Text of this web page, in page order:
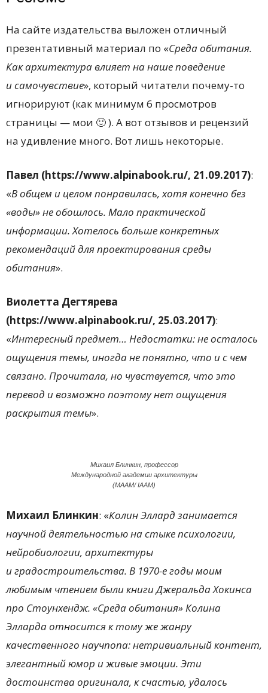
На сайте издательства выложен отличный
презентативный материал по «Среда обитания.
Как архитектура влияет на наше поведение
и самочувствие», который читатели почему-то
игнорируют (как минимум 6 просмотров
страницы — мои 🙂 ). А вот отзывов и рецензий
на удивление много. Вот лишь некоторые.
Павел (https://www.alpinabook.ru/, 21.09.2017):
«В общем и целом понравилась, хотя конечно без
«воды» не обошлось. Мало практической
информации. Хотелось больше конкретных
рекомендаций для проектирования среды
обитания».
Виолетта Дегтярева
(https://www.alpinabook.ru/, 25.03.2017):
«Интересный предмет… Недостатки: не осталось
ощущения темы, иногда не понятно, что и с чем
связано. Прочитала, но чувствуется, что это
перевод и возможно поэтому нет ощущения
раскрытия темы».
Михаил Блинкин, профессор
Международной академии архитектуры
(МААМ/ IAAM)
Михаил Блинкин: «Колин Эллард занимается
научной деятельностью на стыке психологии,
нейробиологии, архитектуры
и градостроительства. В 1970-е годы моим
любимым чтением были книги Джеральда Хокинса
про Стоунхендж. «Среда обитания» Колина
Элларда относится к тому же жанру
качественного научпопа: нетривиальный контент,
элегантный юмор и живые эмоции. Эти
достоинства оригинала, к счастью, удалось